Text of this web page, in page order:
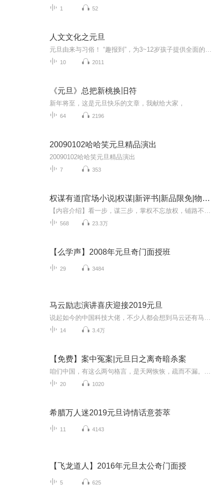
1 52
人文文化之元旦
10 2011
《元旦》总把新桃换旧符
新年将至，这是元旦快乐的文章，我献给大家，
64 2196
20090102哈哈笑元旦精品演出
20090102哈哈笑元旦精品演出
7 353
权谋有道|官场小说|权谋|新评书|新品限免|物体播讲
568 23.3万
【么学声】2008年元旦奇门面授班
29 3484
马云励志演讲喜庆迎接2019元旦
14 3.4万
【免费】案中冤案|元旦日之离奇暗杀案
20 1020
希腊万人迷2019元旦诗情话意荟萃
11 4143
【飞龙道人】2016年元旦太公奇门面授
5 625